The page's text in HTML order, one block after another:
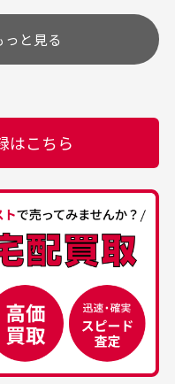
品をありがとうござい
す。
50代男性
安心して中古ウェア
買えるお店です
ます。
イト上にて告知させて
か？
除されますのでご注意
。
弊社に入荷した時点
注意を払っておりま
パーツの強度低下が
と見る
はこちら